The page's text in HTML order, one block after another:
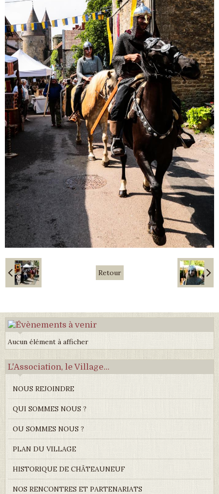
Retour
Aucun élément à afficher
L'Association, le Village...
NOUS REJOINDRE
QUI SOMMES NOUS ?
OU SOMMES NOUS ?
PLAN DU VILLAGE
HISTORIQUE DE CHÂTEAUNEUF
NOS RENCONTRES ET PARTENARIATS